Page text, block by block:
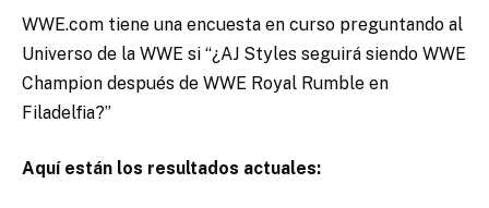
WWE.com tiene una encuesta en curso preguntando al
Universo de la WWE si “¿AJ Styles seguirá siendo WWE
Champion después de WWE Royal Rumble en
Filadelfia?”
Aquí están los resultados actuales: